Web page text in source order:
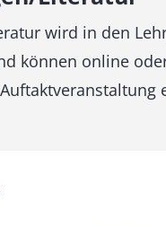
wird in den
können online